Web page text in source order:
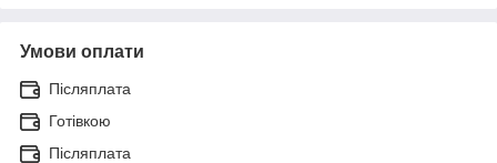
Умови оплати
Післяплата
Готівкою
Післяплата